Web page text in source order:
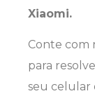
Xiaomi.
Conte com
para
seu celular